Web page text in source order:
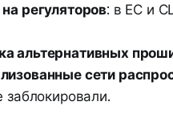
регуляторов: в ЕС и
альтернативных
сети
заблокировали.